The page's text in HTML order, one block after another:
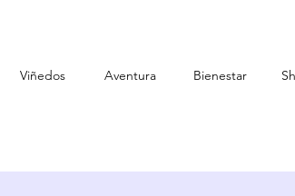
Viñedos Aventura Bienestar